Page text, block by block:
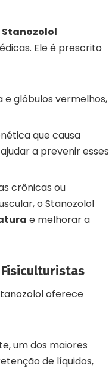
Stanozolol
Ele é prescrito
e glóbulos vermelhos,
que causa
a prevenir esses
crônicas ou
o Stanozolol
e melhorar a
oferece
um dos maiores
de líquidos,